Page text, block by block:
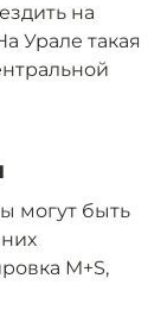
на
Урале такая
могут быть
M+S,